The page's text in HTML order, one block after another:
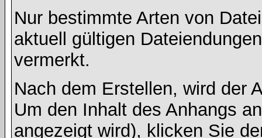
Nur bestimmte Arten von
aktuell gültigen
vermerkt.
Nach dem Erstellen, wird der
Um den Inhalt des Anhangs
angezeigt wird), klicken Sie